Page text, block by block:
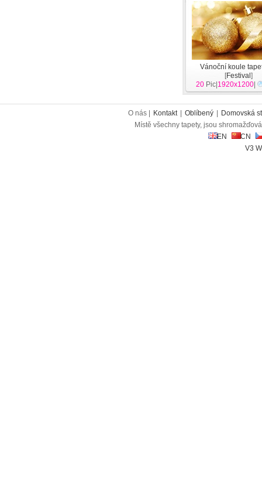
Vánoční koule
[Festival ]
20 Pic| 1920x1200
O nás | Kontakt Oblíbený
Domovská
Místě všechny tapety, jsou
EN
CN
V3